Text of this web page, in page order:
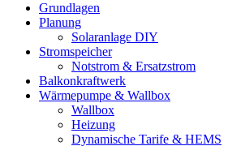
Grundlagen
Planung
Solaranlage DIY
Stromspeicher
Notstrom & Ersatzstrom
Balkonkraftwerk
Wärmepumpe & Wallbox
Wallbox
Heizung
Dynamische Tarife & HEMS